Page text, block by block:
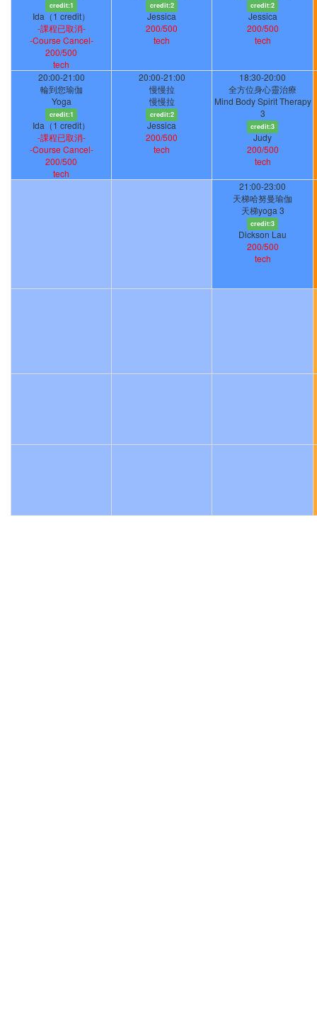
credit:1
Ida（1 credit）
-課程已取消-
-Course Cancel-
200/500
tech
credit:2
Jessica
200/500
tech
credit:2
Jessica
200/500
tech
20:00-21:00
輪到您瑜伽
Yoga
credit:1
Ida（1 credit）
-課程已取消-
-Course Cancel-
200/500
tech
20:00-21:00
慢慢拉
慢慢拉
credit:2
Jessica
200/500
tech
18:30-20:00
全方位身心靈治療
Mind Body Spirit Therapy
3
credit:3
Judy
200/500
tech
21:00-23:00
天梯哈努曼瑜伽
天梯yoga 3
credit:3
Dickson Lau
200/500
tech